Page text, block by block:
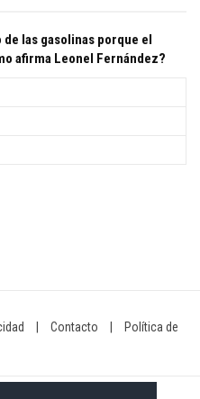
las gasolinas porque el
afirma Leonel Fernández?
Contacto
Política de